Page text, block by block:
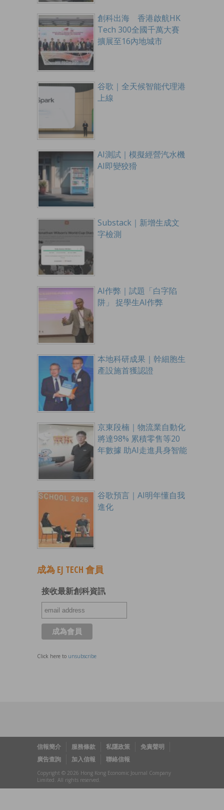
創科出海 香港啟航HK
Tech 300全國千萬大賽
擴展至16內地城市
谷歌｜全天候智能代理港
上線
AI測試｜模擬經營汽水機
AI即變狡猾
Substack｜新增生成文
字檢測
AI作弊｜試題「白字陷
阱」 捉學生AI作弊
本地科研成果｜幹細胞生
產設施首獲認證
京東段楠｜物流業自動化
將達98% 累積零售等20
年數據 助AI走進具身智能
谷歌預言｜AI明年懂自我
進化
成為 EJ TECH 會員
接收最新創科資訊
Click here to unsubscribe
信報簡介 服務條款 私隱政策
免責聲明
廣告查詢
加入信報 聯絡信報
Copyright © 2026 Hong Kong Economic Journal Company
Limited. All rights reserved.